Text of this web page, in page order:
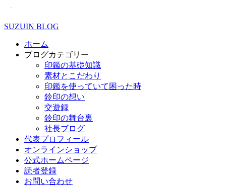
SUZUIN BLOG
ホーム
ブログカテゴリー
印鑑の基礎知識
素材とこだわり
印鑑を使っていて困った時
鈴印の想い
交遊録
鈴印の舞台裏
社長ブログ
代表プロフィール
オンラインショップ
公式ホームページ
読者登録
お問い合わせ